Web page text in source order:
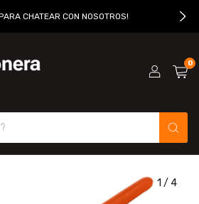
CHATEAR CON NOSOTROS!
0
1 / 4